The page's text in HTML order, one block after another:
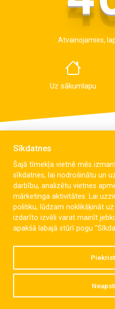
Atvainojamies,
Uz sākumlapu
Celmu iela
+371
Sīkdatnes
Šajā tīmekļa vietnē mēs
sīkdatnes, lai nodrošinātu un
darbību, analizētu vietnes
mārketinga aktivitātes. Lai
politiku, lūdzam noklikšķināt
izdarīto izvēli varat mainīt
apakšā labajā stūrī pogu